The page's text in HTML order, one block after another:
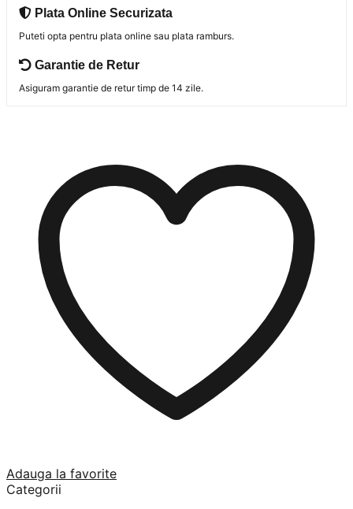
Plata Online Securizata
Puteti opta pentru plata online sau plata ramburs.
Garantie de Retur
Asiguram garantie de retur timp de 14 zile.
Adauga la favorite
Categorii